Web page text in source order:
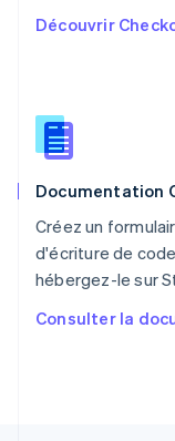
Découvrir
Documentation
Créez un
d'écriture de
hébergez-le sur
Consulter la
Portugal
République
English
English
Royaume-Uni
Singapour
English简体中文
English